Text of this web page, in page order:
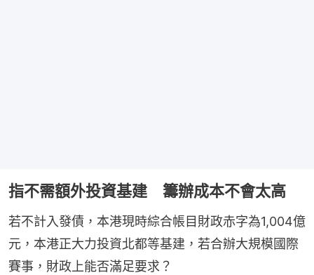
指不需額外投資基建 籌辦成本不會太高
若不計入發債，本港現時綜合帳目財政赤字為1,004億
元，本港正大力投資北都等基建，若合辦大規模國際
賽事，財政上能否滿足要求？